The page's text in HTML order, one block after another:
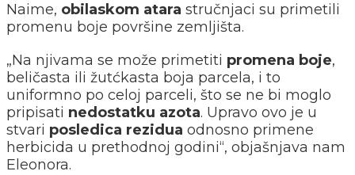
Naime, obilaskom atara stručnjaci su primetili
promenu boje površine zemljišta.
„Na njivama se može primetiti promena boje,
beličasta ili žutćkasta boja parcela, i to
uniformno po celoj parceli, što se ne bi moglo
pripisati nedostatku azota. Upravo ovo je u
stvari posledica rezidua odnosno primene
herbicida u prethodnoj godini“, objašnjava nam
Eleonora.